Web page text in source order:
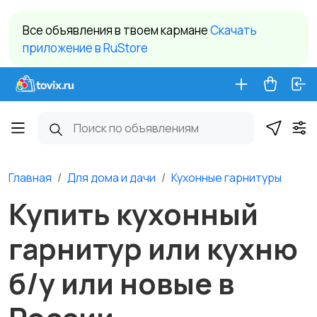
Все объявления в твоем карманеCкачать
приложение в RuStore
Главная Для дома и дачи Кухонные гарнитуры
Купить кухонный
гарнитур или кухню
б/у или новые в